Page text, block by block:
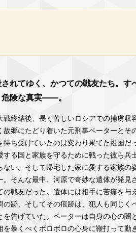
れてゆく、かつての戦友たち。す
危険な真実――。
戦終結後、長く苦しいロシアでの捕虜収
故郷にたどり着いた元刑事ペーターとそ
待ち受けていたのは変わり果てた祖国だ
する国と家族を守るために戦った彼ら兵
ない。そして帰宅した家に愛する家族の
。そんな最中、河原で奇妙な遺体が発見
の戦友だった。遺体には相手に苦痛を与
の跡、そしてその痕跡は、犯人も同じく
を告げていた。ペーターは自身の心の闇
を暴くべくボロボロの心身に鞭打って動